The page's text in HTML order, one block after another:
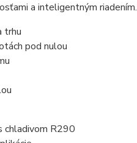
a inteligentným riadením.
trhu
pod nulou
chladivom R290